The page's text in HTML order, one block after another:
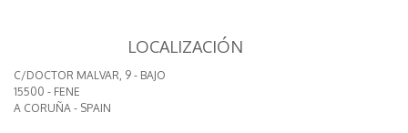
LOCALIZACIÓN
C/DOCTOR MALVAR, 9 - BAJO
15500 - FENE
A CORUÑA - SPAIN